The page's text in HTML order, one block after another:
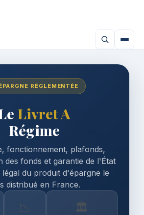
RÉGLEMENTÉE
Livret A
Régime
fonctionnement, plafonds,
des fonds et garantie de l'État
du produit d'épargne le
distribué en France.
📉 🏛️